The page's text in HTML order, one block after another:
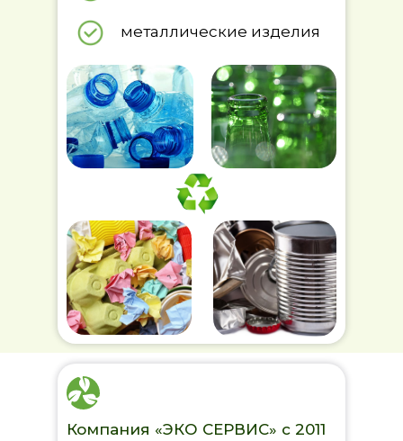
металлические изделия
Компания «ЭКО СЕРВИС» с 2011